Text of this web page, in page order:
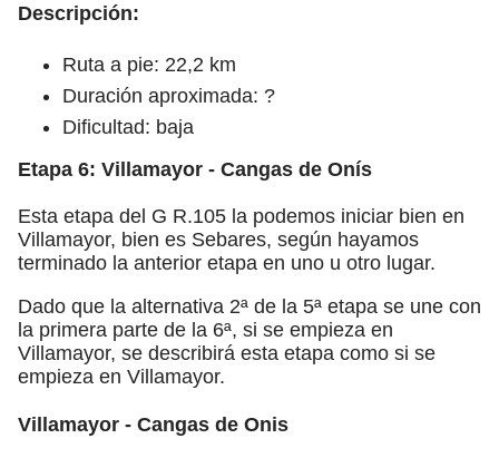
Descripción:
Ruta a pie: 22,2 km
Duración aproximada: ?
Dificultad: baja
Etapa 6: Villamayor - Cangas de Onís
Esta etapa del G R.105 la podemos iniciar bien en
Villamayor, bien es Sebares, según hayamos
terminado la anterior etapa en uno u otro lugar.
Dado que la alternativa 2ª de la 5ª etapa se une con
la primera parte de la 6ª, si se empieza en
Villamayor, se describirá esta etapa como si se
empieza en Villamayor.
Villamayor - Cangas de Onis